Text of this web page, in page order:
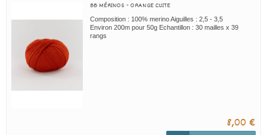
BB MÉRINOS - ORANGE CUITE
Composition : 100% merino Aiguilles : 2,5 - 3,5
Environ 200m pour 50g Echantillon : 30 mailles x 39
rangs
8,00 €